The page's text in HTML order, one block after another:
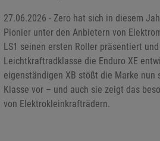
27.06.2026 - Zero hat sich in diesem
Pionier unter den Anbietern von
LS1 seinen ersten Roller präsentiert
Leichtkraftradklasse die Enduro XE
eigenständigen XB stößt die Marke nun
Klasse vor – und auch sie zeigt das
von Elektrokleinkrafträdern.